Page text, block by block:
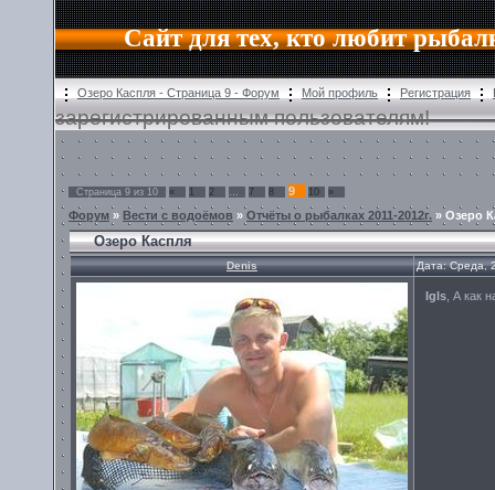
Сайт для тех, кто любит
Озеро Каспля - Страница 9 - Форум Мой профиль Регистрация
зарегистрированным пользователям!
Страница 9 из 10 « 1 2 … 7 8 9 10 »
Форум » Вести с водоёмов » Отчёты о рыбалках 2011-2012г. » Озеро
Озеро Каспля
Denis Дата: Среда,
Igls , А как